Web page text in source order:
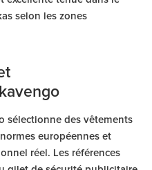
selon les zones
sélectionne des vêtements
européennes et
réel. Les références